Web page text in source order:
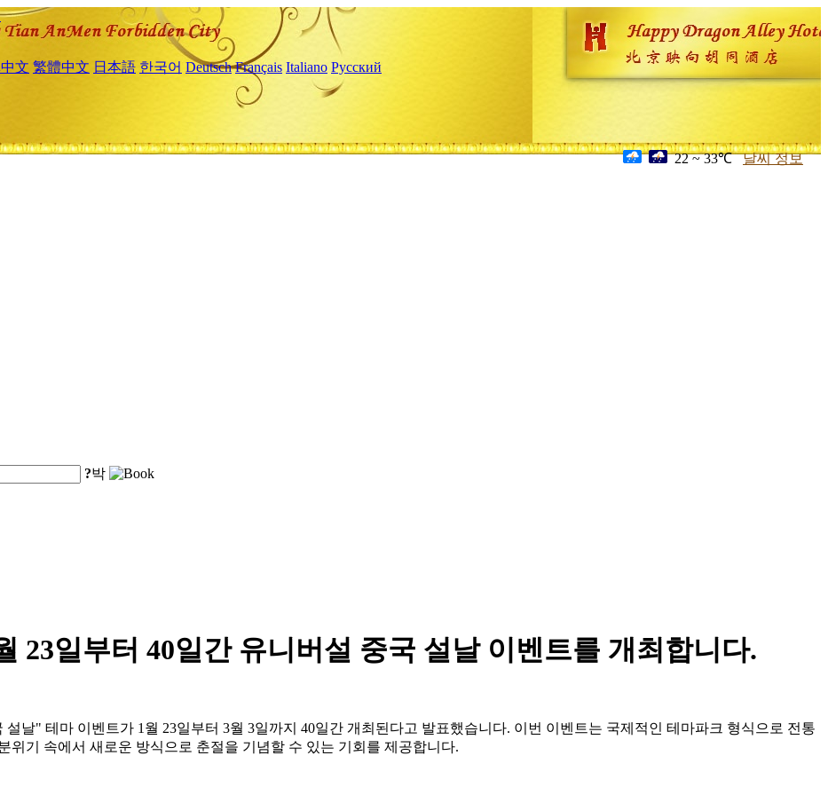
文 繁體中文 日本語 한국어 Deutsch Français Italiano Русский
22 ~ 33℃ 날씨 정보
?박
23일부터 40일간 유니버설 중국 설날 이벤트를 개최합니다.
날" 테마 이벤트가 1월 23일부터 3월 3일까지 40일간 개최된다고 발표했습니다. 이번 이벤트는 국제적인 테마파크 형식으로 전통
위기 속에서 새로운 방식으로 춘절을 기념할 수 있는 기회를 제공합니다.